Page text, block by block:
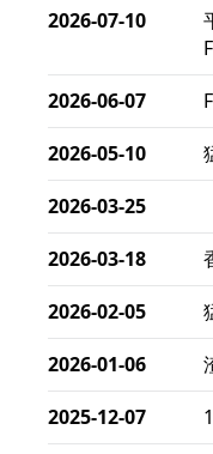
2026-07-10
2026-06-07
2026-05-10
2026-03-25
2026-03-18
2026-02-05
2026-01-06
2025-12-07